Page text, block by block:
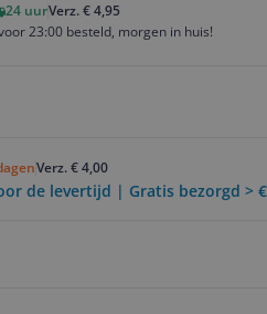
24 uurVerz. € 4,95
23:00 besteld, morgen in huis!
Verz. € 4,00
de levertijd | Gratis bezorgd >